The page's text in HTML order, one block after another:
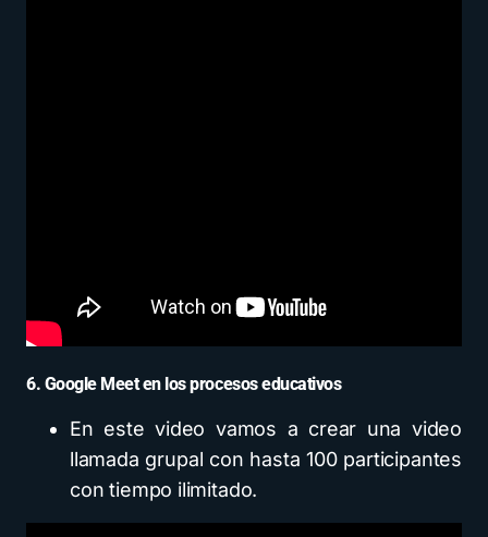
6. Google Meet en los procesos educativos
En este video vamos a crear una video
llamada grupal con hasta 100 participantes
con tiempo ilimitado.